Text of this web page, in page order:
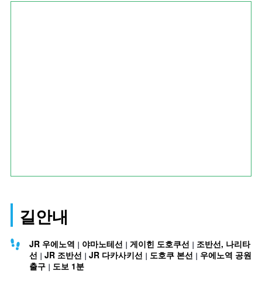
길안내
JR 우에노역 야마노테선 게이힌 도호쿠선
조반선, 나리타
선
JR 조반선 JR 다카사키선 도호쿠 본선
우에노역 공원
출구
도보 1분